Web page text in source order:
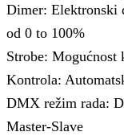
Dimer: Elektronski
od 0 to 100%
Strobe: Mogućnost
Kontrola:
DMX režim rada:
Master-Slave